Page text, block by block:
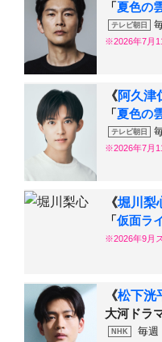
「 夏色の
テレビ朝日
※2026年7月
《阿久津
「 夏色の
テレビ朝日
※2026年7月
《堀川梨
「 仮面ラ
※2026年9月
《松下洸
大河ドラ
NHK 毎週